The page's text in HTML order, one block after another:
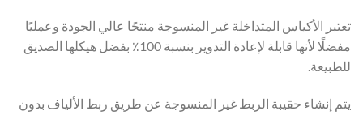
تعتبر الأكياس المتداخلة غير المنسوجة منتجًا عالي الجودة وعمليًا
مفضلًا لأنها قابلة لإعادة التدوير بنسبة 100٪ بفضل هيكلها الصديق
للطبيعة.
يتم إنشاء حقيبة الربط غير المنسوجة عن طريق ربط الألياف بدون